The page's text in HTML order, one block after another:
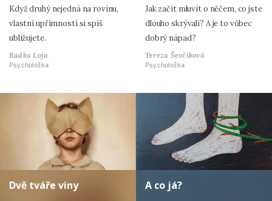
Když druhý nejedná na rovinu,
vlastní upřímností si spíš
ubližujete.
Radka Loja
Psycholožka
Jak začít mluvit o něčem, co jste
dlouho skrývali? A je to vůbec
dobrý nápad?
Tereza Ševčíková
Psycholožka
Dvě tváře viny A co já?